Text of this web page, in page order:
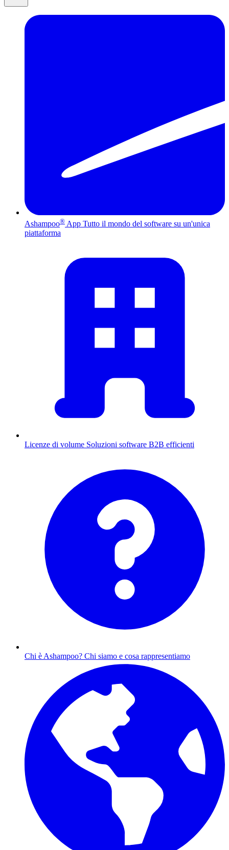
Ashampoo® App Tutto il mondo del software su un'unica
piattaforma
Licenze di volume Soluzioni software B2B efficienti
Chi è Ashampoo? Chi siamo e cosa rappresentiamo